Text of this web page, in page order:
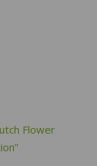
Flower